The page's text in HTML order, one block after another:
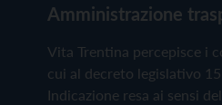
Amministrazione
Vita Trentina percepisce i
cui al decreto legislativo
Indicazione resa ai sensi